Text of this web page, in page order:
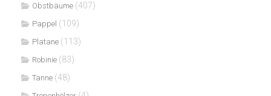
Obstbäume (407)
Pappel (109)
Platane (113)
Robinie (83)
Tanne (48)